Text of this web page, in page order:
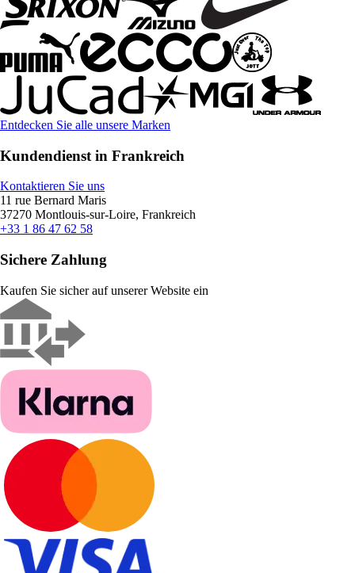
Entdecken Sie alle unsere Marken
Kundendienst in Frankreich
Kontaktieren Sie uns
11 rue Bernard Maris
37270 Montlouis-sur-Loire, Frankreich
+33 1 86 47 62 58
Sichere Zahlung
Kaufen Sie sicher auf unserer Website ein